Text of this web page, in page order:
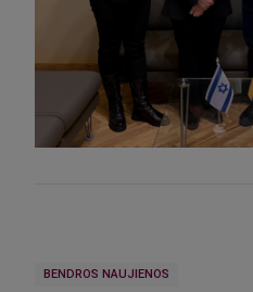
BENDROS NAUJIENOS